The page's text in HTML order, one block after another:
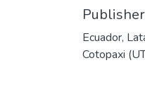
Publisher
Ecuador,
Cotopaxi